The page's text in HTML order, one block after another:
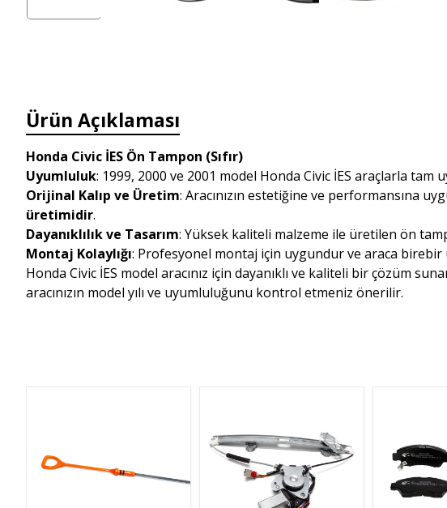
Ürün Açıklaması
Honda Civic İES Ön Tampon (Sıfır)
Uyumluluk: 1999, 2000 ve 2001 model Honda Civic İES araçlarla tam
Orijinal Kalıp ve Üretim: Aracınızın estetiğine ve performansına
üretimidir.
Dayanıklılık ve Tasarım: Yüksek kaliteli malzeme ile üretilen ön
Montaj Kolaylığı: Profesyonel montaj için uygundur ve araca birebir
Honda Civic İES model aracınız için dayanıklı ve kaliteli bir çözüm
aracınızın model yılı ve uyumluluğunu kontrol etmeniz önerilir.